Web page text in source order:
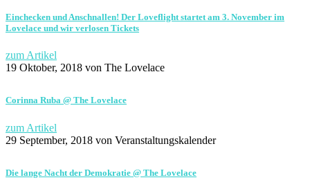
Einchecken und Anschnallen! Der Loveflight startet am 3. November im
Lovelace und wir verlosen Tickets
zum Artikel
19 Oktober, 2018 von The Lovelace
Corinna Ruba @ The Lovelace
zum Artikel
29 September, 2018 von Veranstaltungskalender
Die lange Nacht der Demokratie @ The Lovelace